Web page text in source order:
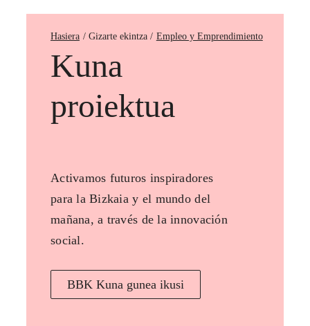
Hasiera Empleo y Emprendimiento
Kuna
proiektua
Activamos futuros inspiradores
para la Bizkaia y el mundo del
mañana, a través de la innovación
social.
BBK Kuna gunea ikusi